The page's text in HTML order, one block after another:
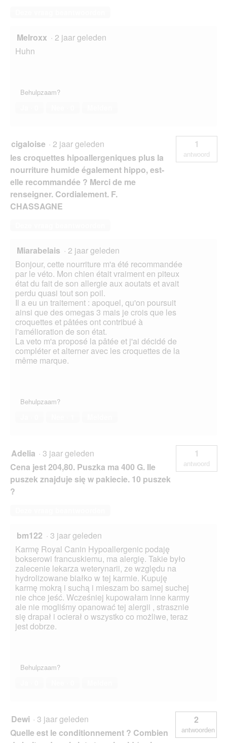
Melroxx · 2 jaar geleden
Huhn
Behulpzaam?
cigaloise · 2 jaar geleden
les croquettes hipoallergeniques plus la
nourriture humide également hippo, est-
elle recommandée ? Merci de me
renseigner. Cordialement. F.
CHASSAGNE
1
antwoord
Miarabelais · 2 jaar geleden
Bonjour, cette nourriture m'a été recommandée
par le véto. Mon chien était vraiment en piteux
état du fait de son allergie aux aoutats et avait
perdu quasi tout son poil.
Il a eu un traitement : apoquel, qu'on poursuit
ainsi que des omegas 3 mais je crois que les
croquettes et pâtées ont contribué à
l'amélioration de son état.
La veto m'a proposé la pâtée et j'ai décidé de
compléter et alterner avec les croquettes de la
même marque.
Behulpzaam?
Adelia · 3 jaar geleden
Cena jest 204,80. Puszka ma 400 G. Ile
puszek znajduje się w pakiecie. 10 puszek
?
1
antwoord
bm122 · 3 jaar geleden
Karmę Royal Canin Hypoallergenic podaję
bokserowi francuskiemu, ma alergię. Takie było
zalecenie lekarza weterynarii, ze względu na
hydrolizowane białko w tej karmie. Kupuję
karmę mokrą i suchą i mieszam bo samej suchej
nie chce jeść. Wcześniej kupowałam inne karmy
ale nie mogliśmy opanować tej alergii , strasznie
się drapał i ocierał o wszystko co możliwe, teraz
jest dobrze.
Behulpzaam?
Dewi · 3 jaar geleden
Quelle est le conditionnement ? Combien
2
antwoorden